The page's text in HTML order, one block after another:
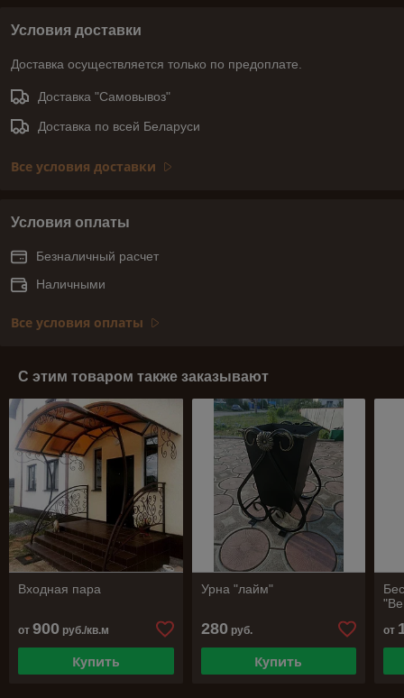
Условия доставки
Доставка осуществляется только по предоплате.
Доставка "Самовывоз"
Доставка по всей Беларуси
Все условия доставки
Условия оплаты
Безналичный расчет
Наличными
Все условия оплаты
С этим товаром также заказывают
Входная пара
от 900 руб./кв.м
Купить
Урна "лайм"
280руб.
Купить
от